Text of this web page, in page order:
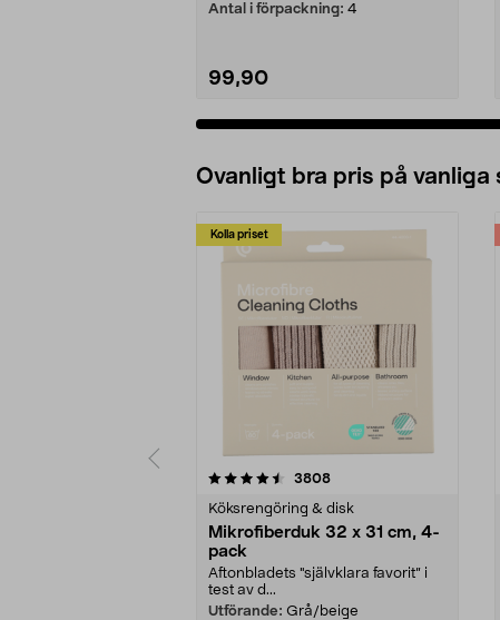
Antal i förpackning: 4
99,90
Ovanligt bra pris på vanliga
Kolla priset
3808recensioner
Köksrengöring & disk
Mikrofiberduk 32 x 31 cm, 4-
pack
Aftonbladets "självklara favorit” i
test av d...
Utförande: Grå/beige
4.0av 5 stjärnor